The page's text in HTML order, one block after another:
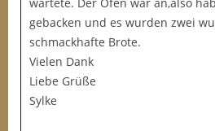
gebacken und es wurden zwei
schmackhafte Brote.
Vielen Dank
Liebe Grüße
Sylke